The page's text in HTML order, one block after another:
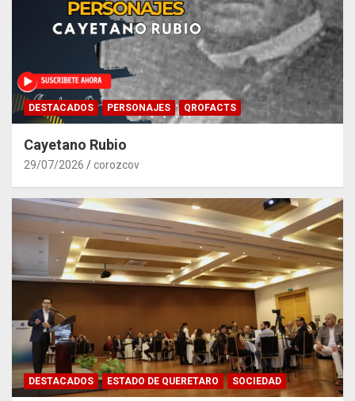
DESTACADOS PERSONAJES QROFACTS
Cayetano Rubio
29/07/2026 corozcov
DESTACADOS ESTADO DE QUERETARO SOCIEDAD